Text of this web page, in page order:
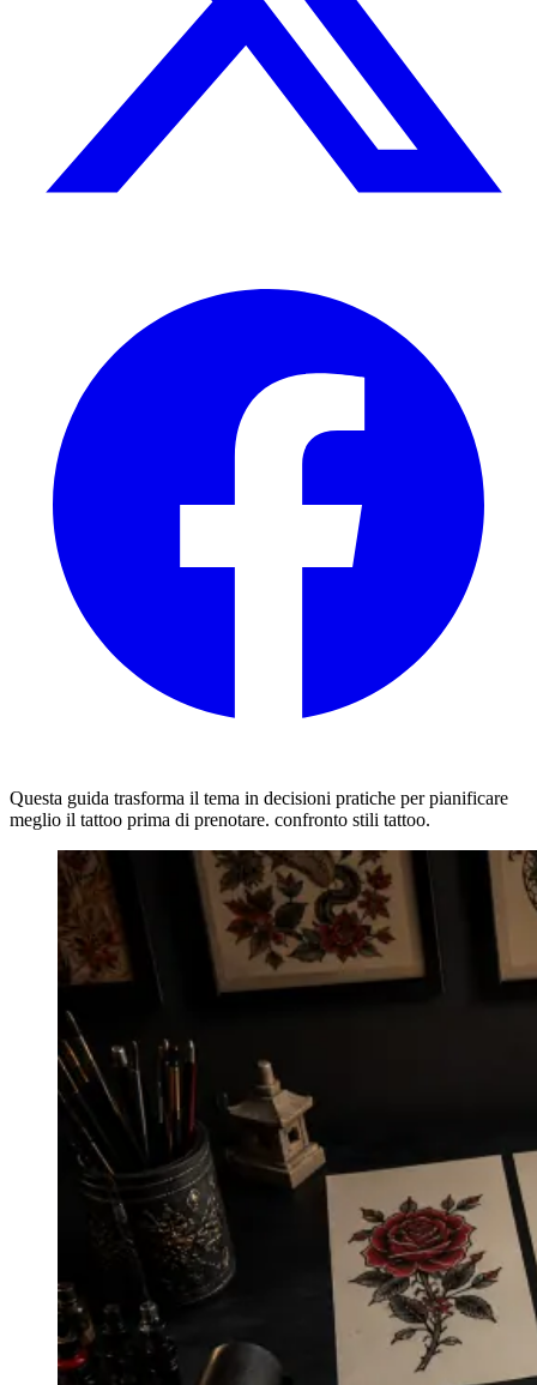
Questa guida trasforma il tema in decisioni pratiche per pianificare
meglio il tattoo prima di prenotare. confronto stili tattoo.